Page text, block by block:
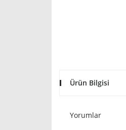
Ürün Bilgisi
Yorumlar